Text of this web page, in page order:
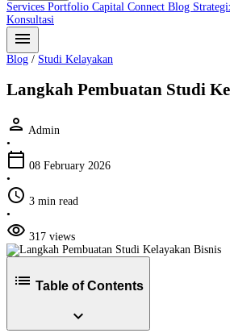
Services Portfolio Capital Connect Blog
Konsultasi
menu
Blog / Studi Kelayakan
Langkah Pembuatan Studi
person Admin
•
calendar_today 08 February 2026
•
schedule 3 min read
•
visibility 317 views
list Table of Contents
expand_more